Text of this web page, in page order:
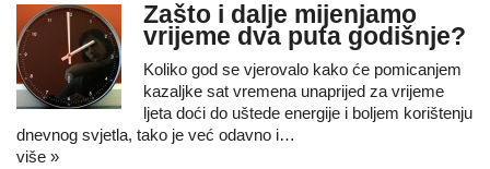
Zašto i dalje mijenjamo
vrijeme dva puta godišnje?
Koliko god se vjerovalo kako će pomicanjem
kazaljke sat vremena unaprijed za vrijeme
ljeta doći do uštede energije i boljem korištenju
dnevnog svjetla, tako je već odavno i…
više »